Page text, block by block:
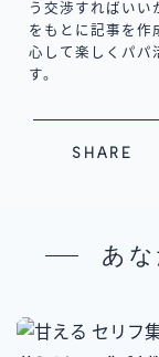
う交渉すればい
をもとに記事を作
心して楽しくパパ
す。
SHARE
あ